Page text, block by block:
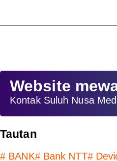
Website
Kontak Suluh Nusa
Tautan
# BANK#Bank NTT#